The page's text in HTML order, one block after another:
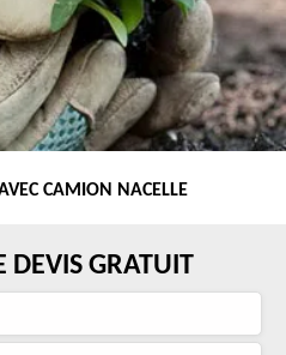
CAMION NACELLE
DEVIS GRATUIT